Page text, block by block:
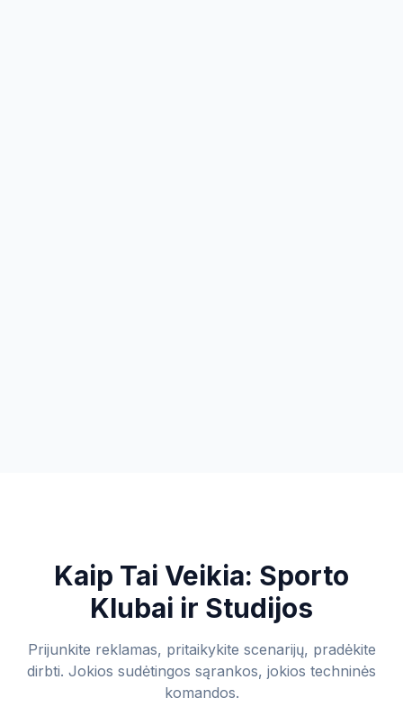
Kaip Tai Veikia: Sporto
Klubai ir Studijos
Prijunkite reklamas, pritaikykite scenarijų, pradėkite
dirbti. Jokios sudėtingos sąrankos, jokios techninės
komandos.